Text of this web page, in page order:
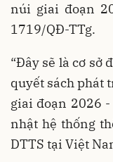
núi giai đoạn
1719/QĐ-TTg.
“Đây sẽ là cơ sở
quyết sách phát
giai đoạn 2026
nhật hệ thống
DTTS tại Việt